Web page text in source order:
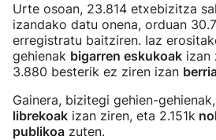
Urte osoan, 23.814 etxebizitza
izandako datu onena, orduan
erregistratu baitziren. Iaz
gehienak bigarren eskukoak izan
3.880 besterik ez ziren izan
Gainera, bizitegi gehien-
librekoak izan ziren, eta 2.151k
publikoa zuten.